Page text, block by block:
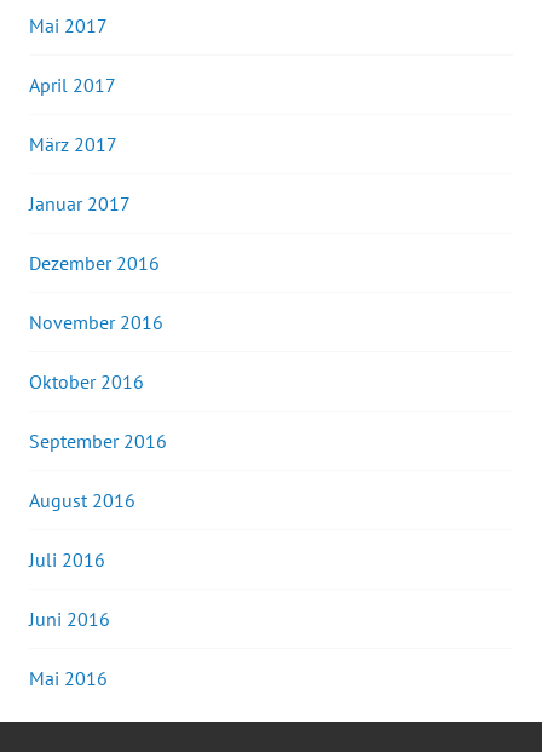
Mai 2017
April 2017
März 2017
Januar 2017
Dezember 2016
November 2016
Oktober 2016
September 2016
August 2016
Juli 2016
Juni 2016
Mai 2016